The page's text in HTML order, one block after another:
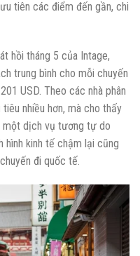
tiên các điểm đến gần, chi
hồi tháng 5 của Intage,
trung bình cho mỗi chuyến
USD. Theo các nhà phân
nhiều hơn, mà cho thấy
một dịch vụ tương tự do
hình kinh tế chậm lại cũng
đi quốc tế.